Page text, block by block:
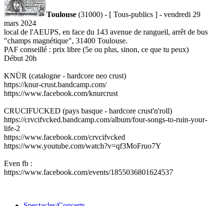
Toulouse (31000) - [ Tous-publics ] - vendredi 29
mars 2024
local de l'AEUPS, en face du 143 avenue de rangueil, arrêt de bus
"champs magnétique", 31400 Toulouse.
PAF conseillé : prix libre (5e ou plus, sinon, ce que tu peux)
Début 20h
KNÜR (catalogne - hardcore neo crust)
https://knur-crust.bandcamp.com/
https://www.facebook.com/knurcrust
CRUCIFUCKED (pays basque - hardcore crust'n'roll)
https://crvcifvcked.bandcamp.com/album/four-songs-to-ruin-your-
life-2
https://www.facebook.com/crvcifvcked
https://www.youtube.com/watch?v=qf3MoFruo7Y
Even fb :
https://www.facebook.com/events/1855036801624537